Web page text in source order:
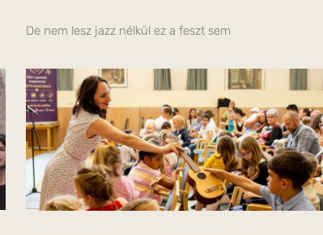
De nem lesz jazz nélkül ez a feszt sem